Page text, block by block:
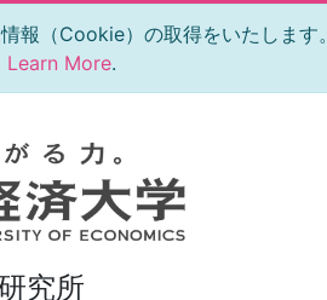
報（Cookie）の取得をいたします。
Learn More.
究所